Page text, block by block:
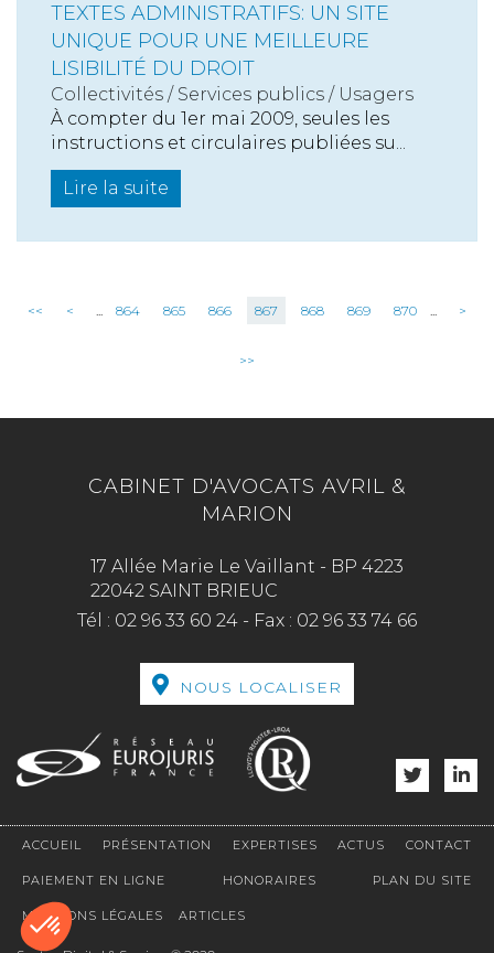
TEXTES ADMINISTRATIFS: UN SITE
UNIQUE POUR UNE MEILLEURE
LISIBILITÉ DU DROIT
Collectivités / Services publics / Usagers
À compter du 1er mai 2009, seules les
instructions et circulaires publiées su...
Lire la suite
<< < ... 864 865 866 867 868 869 870 ... >
>>
CABINET D'AVOCATS AVRIL &
MARION
17 Allée Marie Le Vaillant - BP 4223
22042 SAINT BRIEUC
Tél : 02 96 33 60 24 - Fax : 02 96 33 74 66
NOUS LOCALISER
ACCUEIL PRÉSENTATION EXPERTISES ACTUS CONTACT
PAIEMENT EN LIGNE HONORAIRES PLAN DU SITE
MENTIONS LÉGALES ARTICLES